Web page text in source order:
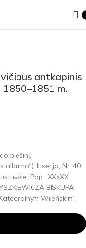
antkapinis
m.
piešinį.
albumo“), II serija, Nr. 40.
Pop., XXxXX.
BISKUPA
Wileńskim“.